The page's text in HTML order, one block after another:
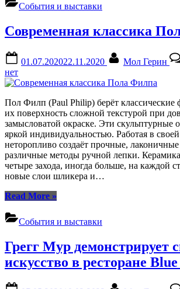
События и выставки
Современная классика
on
01.07.202022.11.2020 Мол Герин
нет
Пол Филп (Paul Philip) берёт классические
их поверхность сложной текстурой при
замысловатой окраске. Эти скульптурные
яркой индивидуальностью. Работая в
неторопливо создаёт прочные,
различные методы ручной лепки.
четыре захода, иногда больше, на каждой
новые слои шликера и…
Read More“Современная
Филпа”
»
События и выставки
Грегг Мур демонстрирует
искусство в ресторане